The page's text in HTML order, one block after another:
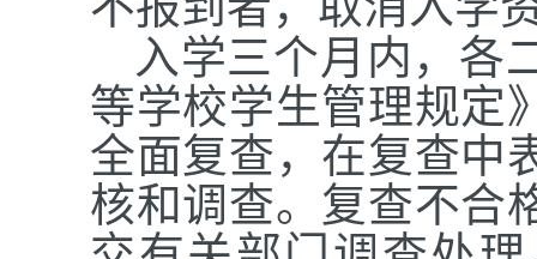
入学三个月内，各
等学校学生管理规定
全面复查，在复查中
核和调查。复查不合